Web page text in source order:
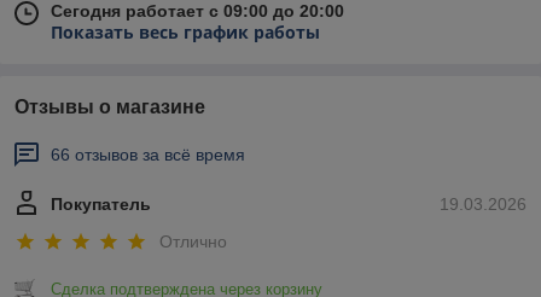
Сегодня работает с 09:00 до 20:00
Показать весь график работы
Отзывы о магазине
66 отзывов за всё время
19.03.2026
Покупатель
Отлично
Сделка подтверждена через корзину